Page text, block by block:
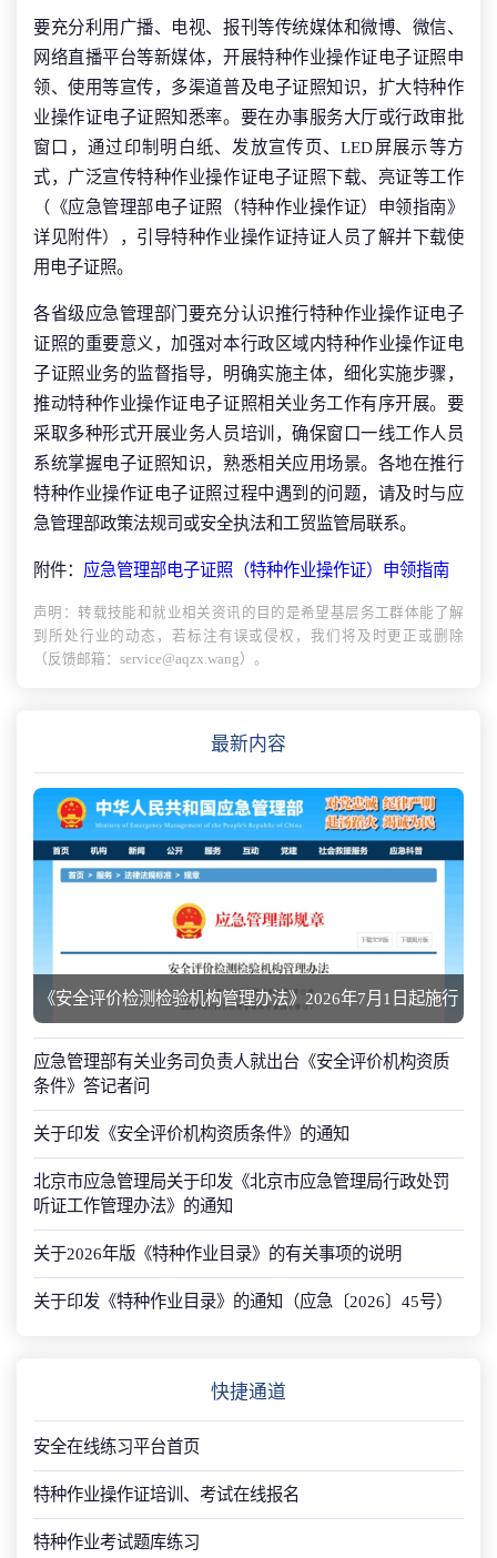
要充分利用广播、电视、报刊等传统媒体和微博、微信、
网络直播平台等新媒体，开展特种作业操作证电子证照申
领、使用等宣传，多渠道普及电子证照知识，扩大特种作
业操作证电子证照知悉率。要在办事服务大厅或行政审批
窗口，通过印制明白纸、发放宣传页、LED屏展示等方
式，广泛宣传特种作业操作证电子证照下载、亮证等工作
（《应急管理部电子证照（特种作业操作证）申领指南》
详见附件），引导特种作业操作证持证人员了解并下载使
用电子证照。
各省级应急管理部门要充分认识推行特种作业操作证电子
证照的重要意义，加强对本行政区域内特种作业操作证电
子证照业务的监督指导，明确实施主体，细化实施步骤，
推动特种作业操作证电子证照相关业务工作有序开展。要
采取多种形式开展业务人员培训，确保窗口一线工作人员
系统掌握电子证照知识，熟悉相关应用场景。各地在推行
特种作业操作证电子证照过程中遇到的问题，请及时与应
急管理部政策法规司或安全执法和工贸监管局联系。
附件： 应急管理部电子证照（特种作业操作证）申领指南
声明：转载技能和就业相关资讯的目的是希望基层务工群体能了解
到所处行业的动态，若标注有误或侵权，我们将及时更正或删除
（反馈邮箱：service@aqzx.wang）。
最新内容
《安全评价检测检验机构管理办法》2026年7月1日起施行
应急管理部有关业务司负责人就出台《安全评价机构资质
条件》答记者问
关于印发《安全评价机构资质条件》的通知
北京市应急管理局关于印发《北京市应急管理局行政处罚
听证工作管理办法》的通知
关于2026年版《特种作业目录》的有关事项的说明
关于印发《特种作业目录》的通知（应急〔2026〕45号）
快捷通道
安全在线练习平台首页
特种作业操作证培训、考试在线报名
特种作业考试题库练习